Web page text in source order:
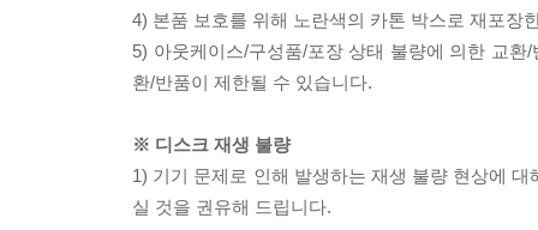
4) 본품 보호를 위해 노란색의 카톤 박스로 재포장
5) 아웃케이스/구성품/포장 상태 불량에 의한 교
환/반품이 제한될 수 있습니다.
※ 디스크 재생 불량
1) 기기 문제로 인해 발생하는 재생 불량 현상에
실 것을 권유해 드립니다.